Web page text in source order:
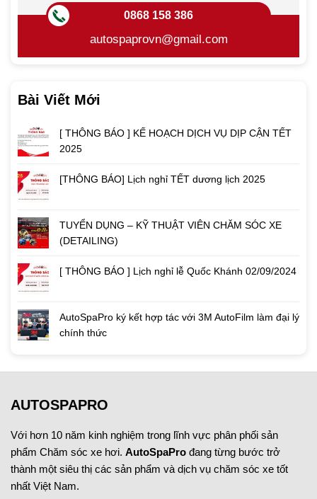
0868 158 386
autospaprovn@gmail.com
Bài Viết Mới
[ THÔNG BÁO ] KẾ HOẠCH DỊCH VỤ DỊP CẬN TẾT
2025
[THÔNG BÁO] Lịch nghỉ TẾT dương lịch 2025
TUYỂN DỤNG – KỸ THUẬT VIÊN CHĂM SÓC XE
(DETAILING)
[ THÔNG BÁO ] Lịch nghỉ lễ Quốc Khánh 02/09/2024
AutoSpaPro ký kết hợp tác với 3M AutoFilm làm đại lý
chính thức
AUTOSPAPRO
Với hơn 10 năm kinh nghiệm trong lĩnh vực phân phối sản
phẩm Chăm sóc xe hơi. AutoSpaPro đang từng bước trở
thành một siêu thị các sản phẩm và dịch vụ chăm sóc xe tốt
nhất Việt Nam.